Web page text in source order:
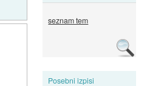
seznam tem
Posebni izpisi